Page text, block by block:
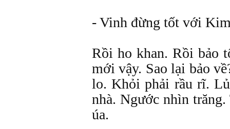
- Vinh đừng tốt với
Rồi ho khan. Rồi bảo
mới vậy. Sao lại bảo
lo. Khỏi phải rầu rĩ.
nhà. Ngước nhìn trăng.
úa.